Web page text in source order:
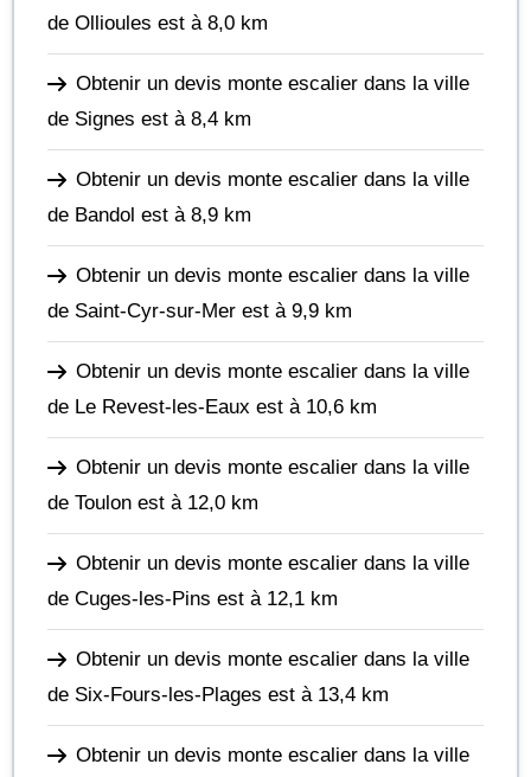
de Ollioules est à 8,0 km
Obtenir un devis monte escalier dans la ville
de Signes est à 8,4 km
Obtenir un devis monte escalier dans la ville
de Bandol est à 8,9 km
Obtenir un devis monte escalier dans la ville
de Saint-Cyr-sur-Mer est à 9,9 km
Obtenir un devis monte escalier dans la ville
de Le Revest-les-Eaux est à 10,6 km
Obtenir un devis monte escalier dans la ville
de Toulon est à 12,0 km
Obtenir un devis monte escalier dans la ville
de Cuges-les-Pins est à 12,1 km
Obtenir un devis monte escalier dans la ville
de Six-Fours-les-Plages est à 13,4 km
Obtenir un devis monte escalier dans la ville